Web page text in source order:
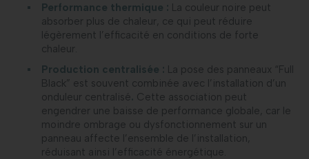
Performance thermique : La couleur noire peut
absorber plus de chaleur, ce qui peut réduire
légèrement l’efficacité en conditions de forte
chaleur.
Production centralisée : La pose des panneaux “Full
Black” est souvent combinée avec l’installation d’un
onduleur centralisé. Cette association peut
engendrer une baisse de performance globale, car le
moindre ombrage ou dysfonctionnement sur un
panneau affecte l’ensemble de l’installation,
réduisant ainsi l’efficacité énergétique.